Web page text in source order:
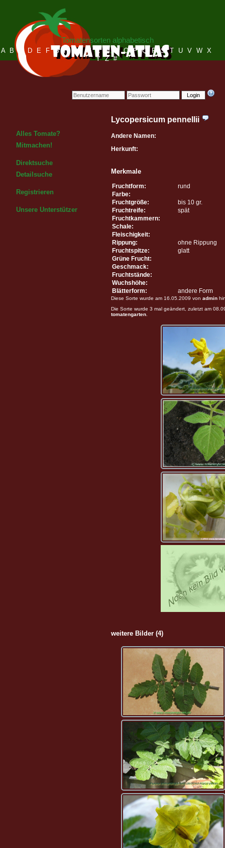
Login
Tomatensorten alphabetisch
A B C D E F G H I J K L M N O P Q R S T U V W X
Y Z #
Alles Tomate?
Mitmachen!
Direktsuche
Detailsuche
Registrieren
Unsere Unterstützer
Lycopersicum pennellii
Andere Namen:
Herkunft:
Merkmale
Fruchtform:
rund
Farbe:
Fruchtgröße:
bis 10 gr.
Fruchtreife:
spät
Fruchtkammern:
Schale:
Fleischigkeit:
Rippung:
ohne Rippung
Fruchtspitze:
glatt
Grüne Frucht:
Geschmack:
Fruchtstände:
Wuchshöhe:
Blätterform:
andere Form
Diese Sorte wurde am 16.05.2009 von admin
Die Sorte wurde 3 mal geändert, zuletzt am
tomatengarten
weitere Bilder (4)